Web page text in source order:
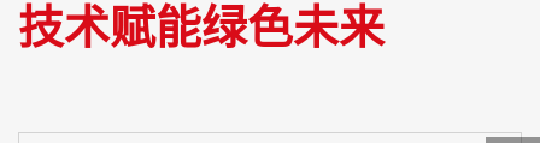
技术赋能绿色未来